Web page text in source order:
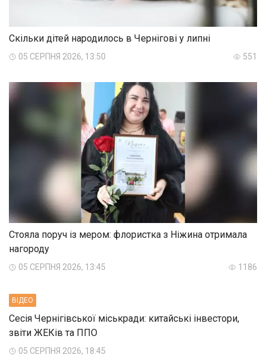
Скільки дітей народилось в Чернігові у липні
05 СЕРПНЯ 2026, 13:50 551
Стояла поруч із мером: флористка з Ніжина отримала
нагороду
05 СЕРПНЯ 2026, 13:45 1186
ВIДЕО
Сесія Чернігівської міськради: китайські інвестори,
звіти ЖЕКів та ППО
05 СЕРПНЯ 2026, 18:45